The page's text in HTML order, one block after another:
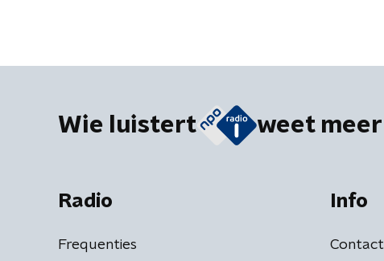
Wie luistert weet meer
Radio
Frequenties
Info
Contact